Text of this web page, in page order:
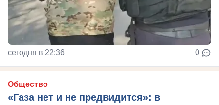
сегодня в 22:36 0
Общество
«Газа нет и не предвидится»: в